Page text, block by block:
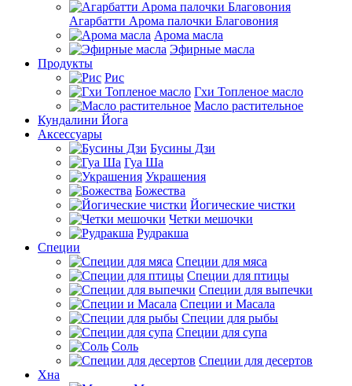
Агарбатти Арома палочки Благовония
Арома масла
Эфирные масла
Продукты
Рис
Гхи Топленое масло
Масло растительное
Кундалини Йога
Аксессуары
Бусины Дзи
Гуа Ша
Украшения
Божества
Йогические чистки
Четки мешочки
Рудракша
Специи
Специи для мяса
Специи для птицы
Специи для выпечки
Специи и Масала
Специи для рыбы
Специи для супа
Соль
Специи для десертов
Хна